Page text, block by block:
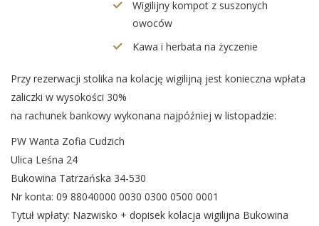
Wigilijny kompot z suszonych
owoców
Kawa i herbata na życzenie
Przy rezerwacji stolika na kolację wigilijną jest konieczna wpłata
zaliczki w wysokości 30%
na rachunek bankowy wykonana najpóźniej w listopadzie:
PW Wanta Zofia Cudzich
Ulica Leśna 24
Bukowina Tatrzańska 34-530
Nr konta: 09 88040000 0030 0300 0500 0001
Tytuł wpłaty: Nazwisko + dopisek kolacja wigilijna Bukowina